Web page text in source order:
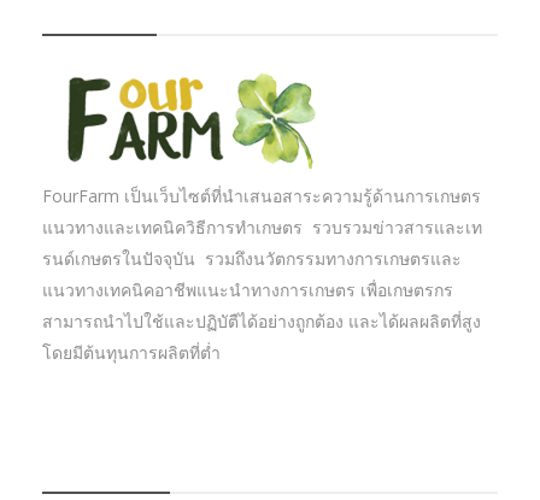
FourFarm เป็นเว็บไซต์ที่นำเสนอสาระความรู้ด้านการเกษตร
แนวทางและเทคนิควิธีการทำเกษตร รวบรวมข่าวสารและเท
รนด์เกษตรในปัจจุบัน รวมถึงนวัตกรรมทางการเกษตรและ
แนวทางเทคนิคอาชีพแนะนำทางการเกษตร เพื่อเกษตรกร
สามารถนำไปใช้และปฏิบัตืได้อย่างถูกต้อง และได้ผลผลิตที่สูง
โดยมีต้นทุนการผลิตที่ต่ำ